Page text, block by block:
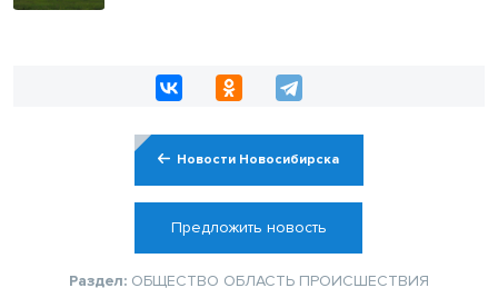
Новости Новосибирска
Предложить новость
Раздел: ОБЩЕСТВО ОБЛАСТЬ ПРОИСШЕСТВИЯ